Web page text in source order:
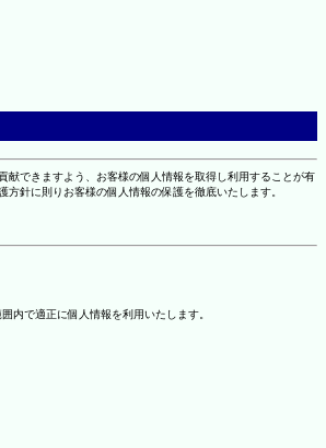
できますよう、お客様の個人情報を取得し利用することが有
針に則りお客様の個人情報の保護を徹底いたします。
内で適正に個人情報を利用いたします。